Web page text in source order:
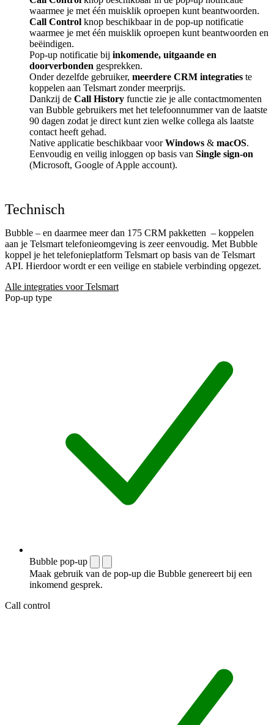
waarmee je met één muisklik oproepen kunt beantwoorden.
Call Control knop beschikbaar in de pop-up notificatie
waarmee je met één muisklik oproepen kunt beantwoorden en
beëindigen.
Pop-up notificatie bij inkomende, uitgaande en
doorverbonden gesprekken.
Onder dezelfde gebruiker, meerdere CRM integraties te
koppelen aan Telsmart zonder meerprijs.
Dankzij de Call History functie zie je alle contactmomenten
van Bubble gebruikers met het telefoonnummer van de laatste
90 dagen zodat je direct kunt zien welke collega als laatste
contact heeft gehad.
Native applicatie beschikbaar voorWindows & macOS.
Eenvoudig en veilig inloggen op basis van Single sign-on
(Microsoft, Google of Apple account).
Technisch
Bubble – en daarmee meer dan 175 CRM pakketten – koppelen
aan je Telsmart telefonieomgeving is zeer eenvoudig. Met Bubble
koppel je het telefonieplatform Telsmart op basis van de Telsmart
API. Hierdoor wordt er een veilige en stabiele verbinding opgezet.
Alle integraties voor Telsmart
Pop-up type
Bubble pop-up
Maak gebruik van de pop-up die Bubble genereert bij een
inkomend gesprek.
Call control